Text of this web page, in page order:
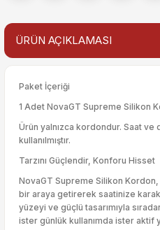
ÜRÜN AÇIKLAMASI
Paket İçeriği
1 Adet NovaGT Supreme Silikon
Ürün yalnızca kordondur. Saat
kullanılmıştır.
Tarzını Güçlendir, Konforu Hisset
NovaGT Supreme Silikon Kordon,
bir araya getirerek saatinize
yüzeyi ve güçlü tasarımıyla
ister günlük kullanımda ister aktif